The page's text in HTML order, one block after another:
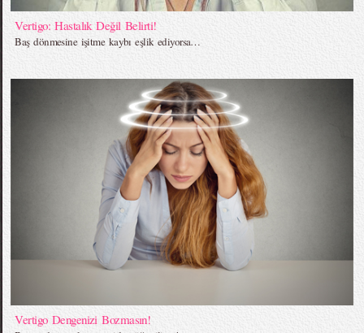
Vertigo: Hastalık Değil Belirti!
Baş dönmesine işitme kaybı eşlik ediyorsa…
Vertigo Dengenizi Bozmasın!